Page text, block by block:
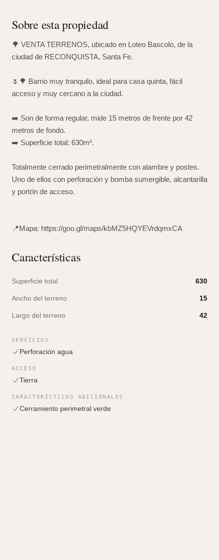
Sobre esta propiedad
🌳 VENTA TERRENOS, ubicado en Loteo Bascolo, de la
ciudad de RECONQUISTA, Santa Fe.
🌷🌳 Barrio muy tranquilo, ideal para casa quinta, fácil
acceso y muy cercano a la ciudad.
➡️ Son de forma regular, mide 15 metros de frente por 42
metros de fondo.
➡️ Superficie total: 630m².
Totalmente cerrado perimetralmente con alambre y postes.
Uno de ellos con perforación y bomba sumergible, alcantarilla
y portón de acceso.
📍Mapa: https://goo.gl/maps/kbMZ5HQYEVrdqmxCA
Características
Superficie total 630
Ancho del terreno 15
Largo del terreno 42
SERVICIOS
Perforación agua
ACCESO
Tierra
CARACTERÍSTICAS ADICIONALES
Cerramiento perimetral verde